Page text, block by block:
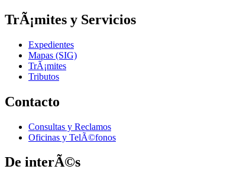
TrÃ¡mites y Servicios
Expedientes
Mapas (SIG)
TrÃ¡mites
Tributos
Contacto
Consultas y Reclamos
Oficinas y TelÃ©fonos
De interÃ©s